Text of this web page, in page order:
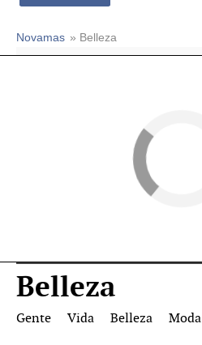
Novamas » Belleza
Belleza
Gente Vida Belleza Moda